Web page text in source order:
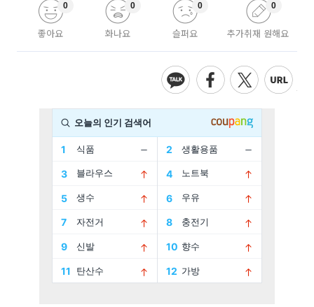
좋아요
0
화나요
0
슬퍼요
0
추가취재 원해요
0